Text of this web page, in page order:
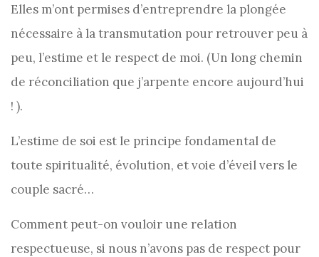
Elles m’ont permises d’entreprendre la plongée
nécessaire à la transmutation pour retrouver peu à
peu, l’estime et le respect de moi. (Un long chemin
de réconciliation que j’arpente encore aujourd’hui
! ).
L’estime de soi est le principe fondamental de
toute spiritualité, évolution, et voie d’éveil vers le
couple sacré…
Comment peut-on vouloir une relation
respectueuse, si nous n’avons pas de respect pour